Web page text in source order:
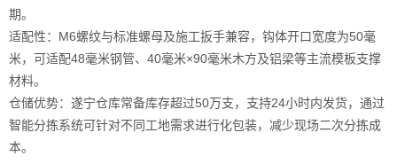
期。
适配性：M6螺纹与标准螺母及施工扳手兼容，钩体开口宽度为50毫
米，可适配48毫米钢管、40毫米×90毫米木方及铝梁等主流模板支撑
材料。
仓储优势：遂宁仓库常备库存超过50万支，支持24小时内发货，通过
智能分拣系统可针对不同工地需求进行化包装，减少现场二次分拣成
本。